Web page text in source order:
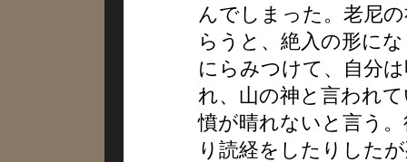
んでしまった。老尼
らうと、絶入の形に
にらみつけて、自分
れ、山の神と言われ
憤が晴れないと言う
り読経をしたりした